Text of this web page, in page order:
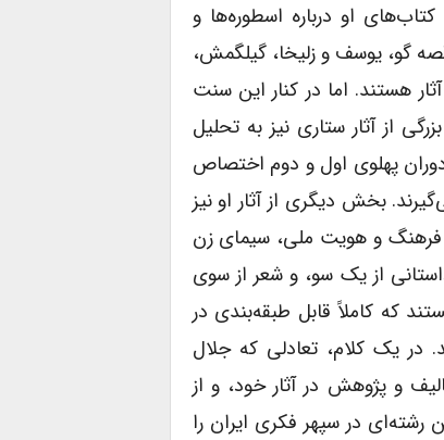
او درباره اسطوره‌ها و
گو، یوسف و زلیخا، گیلگمش،
هستند. اما در کنار این سنت
از آثار ستاری نیز به تحلیل
پهلوی اول و دوم اختصاص
بخش دیگری از آثار او نیز
فرهنگ و هویت ملی، سیمای زن
از یک سو، و شعر از سوی
که کاملاً قابل طبقه‌بندی در
در یک کلام، تعادلی که جلال
و پژوهش در آثار خود، و از
در سپهر فکری ایران را